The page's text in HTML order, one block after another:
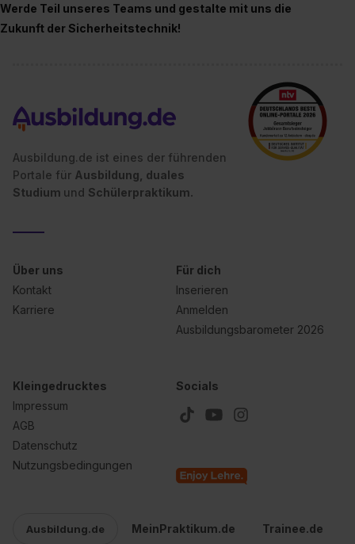
Werde Teil unseres Teams und gestalte mit uns die
Zukunft der Sicherheitstechnik!
Ausbildung.de ist eines der führenden
Portale für Ausbildung, duales
Studium und Schülerpraktikum.
Über uns
Kontakt
Karriere
Für dich
Inserieren
Anmelden
Ausbildungsbarometer 2026
Kleingedrucktes
Impressum
AGB
Datenschutz
Nutzungsbedingungen
Socials
Ausbildung.de MeinPraktikum.de Trainee.de